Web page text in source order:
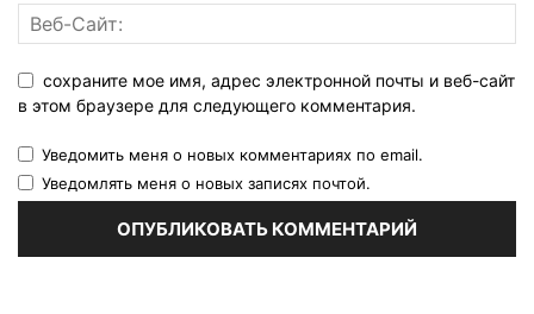
сохраните мое имя, адрес электронной почты и веб-сайт
в этом браузере для следующего комментария.
Уведомить меня о новых комментариях по email.
Уведомлять меня о новых записях почтой.